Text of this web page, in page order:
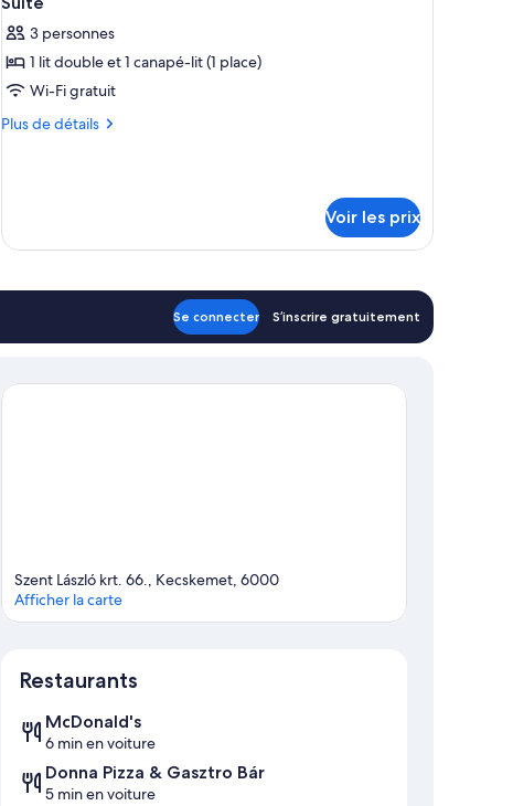
Standard
toutes
les
photos
pour
ce
3 personnes
1 lit double et 1 canapé-lit (1 place)
Wi-Fi gratuit
Plus de détails
Plus
de
Voir les prix
Se connecter S’inscrire gratuitement
Szent László krt. 66., Kecskemet, 6000
Afficher la carte
Restaurants
McDonald's
6 min en voiture
Donna Pizza & Gasztro Bár
5 min en voiture